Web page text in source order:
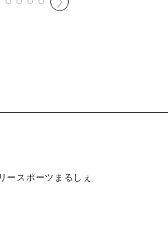
ースポーツまるしぇ